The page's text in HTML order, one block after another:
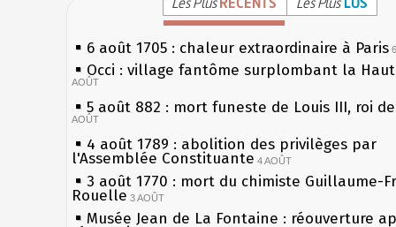
6 août 1705 : chaleur extraordinaire à Paris
Occi : village fantôme surplombant la
AOÛT
5 août 882 : mort funeste de Louis III, roi
AOÛT
4 août 1789 : abolition des privilèges par
l'Assemblée Constituante 4 AOÛT
3 août 1770 : mort du chimiste Guillaume-
Rouelle 3 AOÛT
Musée Jean de La Fontaine : réouverture